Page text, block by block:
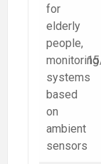
for
elderly
people,
monitoring
systems
based
on
ambient
sensors